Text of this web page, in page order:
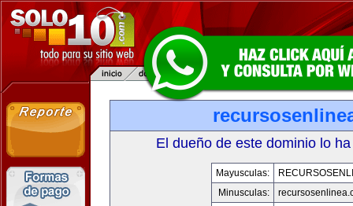
El dueño de este dominio lo
Mayusculas:
Minusculas: